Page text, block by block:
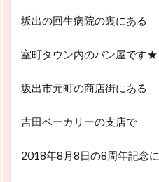
坂出の回生病院の裏にある
室町タウン内のパン屋です★
坂出市元町の商店街にある
吉田ベーカリーの支店で
2018年8月8日の8周年記念に